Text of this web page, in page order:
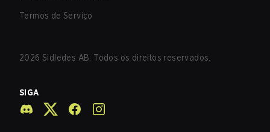
Termos de Serviço
2026 Sidledes AB. Todos os direitos reservados.
SIGA